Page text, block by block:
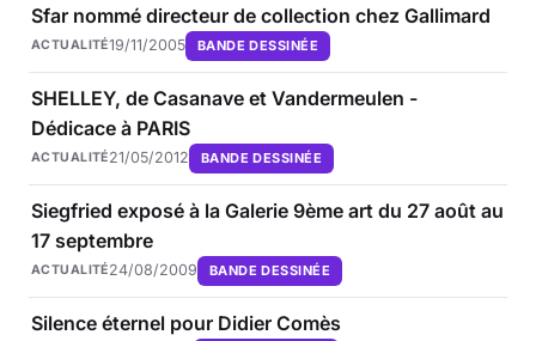
Sfar nommé directeur de collection chez Gallimard
ACTUALITÉ19/11/2005 BANDE DESSINÉE
SHELLEY, de Casanave et Vandermeulen -
Dédicace à PARIS
ACTUALITÉ21/05/2012 BANDE DESSINÉE
Siegfried exposé à la Galerie 9ème art du 27 août au
17 septembre
ACTUALITÉ24/08/2009 BANDE DESSINÉE
Silence éternel pour Didier Comès